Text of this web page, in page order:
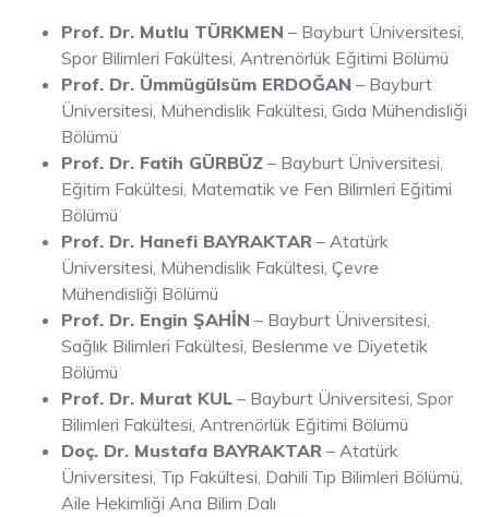
Prof. Dr. Mutlu TÜRKMEN – Bayburt Üniversitesi,
Spor Bilimleri Fakültesi, Antrenörlük Eğitimi Bölümü
Prof. Dr. Ümmügülsüm ERDOĞAN – Bayburt
Üniversitesi, Mühendislik Fakültesi, Gıda Mühendisliği
Bölümü
Prof. Dr. Fatih GÜRBÜZ – Bayburt Üniversitesi,
Eğitim Fakültesi, Matematik ve Fen Bilimleri Eğitimi
Bölümü
Prof. Dr. Hanefi BAYRAKTAR – Atatürk
Üniversitesi, Mühendislik Fakültesi, Çevre
Mühendisliği Bölümü
Prof. Dr. Engin ŞAHİN – Bayburt Üniversitesi,
Sağlık Bilimleri Fakültesi, Beslenme ve Diyetetik
Bölümü
Prof. Dr. Murat KUL – Bayburt Üniversitesi, Spor
Bilimleri Fakültesi, Antrenörlük Eğitimi Bölümü
Doç. Dr. Mustafa BAYRAKTAR – Atatürk
Üniversitesi, Tıp Fakültesi, Dahili Tıp Bilimleri Bölümü,
Aile Hekimliği Ana Bilim Dalı